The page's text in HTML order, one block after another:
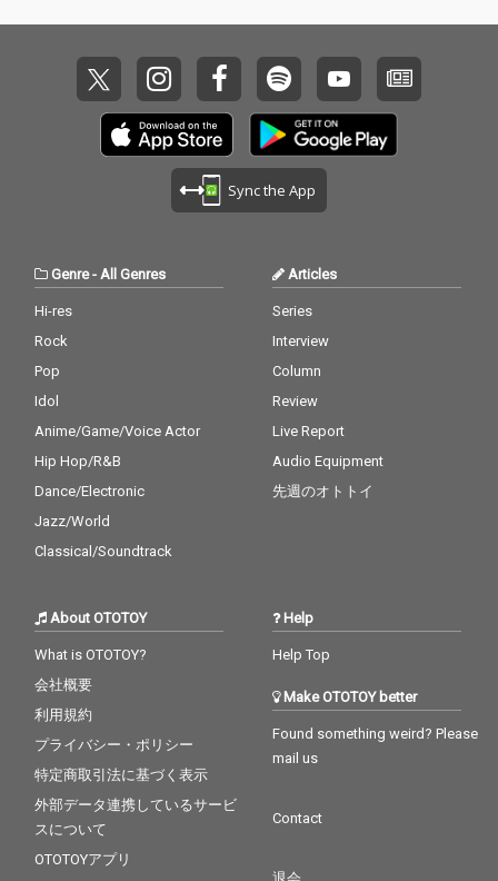
Sync the App
Genre- All Genres
Hi-res
Rock
Pop
Idol
Anime/Game/Voice Actor
Hip Hop/R&B
Dance/Electronic
Jazz/World
Classical/Soundtrack
Articles
Series
Interview
Column
Review
Live Report
Audio Equipment
先週のオトトイ
About OTOTOY
What is OTOTOY?
会社概要
利用規約
プライバシー・ポリシー
特定商取引法に基づく表示
外部データ連携しているサービ
スについて
OTOTOYアプリ
Help
Help Top
Make OTOTOY better
Found something weird? Please
mail us
Contact